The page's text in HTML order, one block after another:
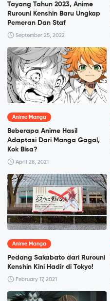
Tayang Tahun 2023, Anime
Rurouni Kenshin Baru Ungkap
Pemeran Dan Staf
September 25, 2022
Anime Manga
Beberapa Anime Hasil
Adaptasi Dari Manga Gagal,
Kok Bisa?
April 28, 2021
Anime Manga
Pedang Sakabato dari Rurouni
Kenshin Kini Hadir di Tokyo!
February 17, 2021